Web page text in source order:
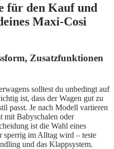
für den Kauf und
Maxi-Cosi
Zusatzfunktionen
solltest du unbedingt auf
ist, dass der Wagen gut zu
passt. Je nach Modell variieren
mit Babyschalen oder
ist die Wahl eines
sperrig im Alltag wird – teste
und das Klappsystem.